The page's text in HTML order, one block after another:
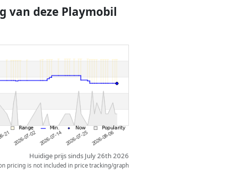
van deze Playmobil
Huidige prijs sinds July 26th 2026
pricing is not included in price tracking/graph